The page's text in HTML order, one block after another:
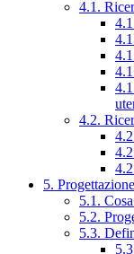
4.1.
4.2.
5.
5.1.
5.2.
5.3.